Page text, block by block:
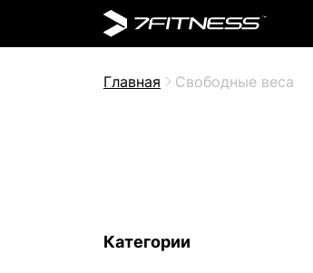
Главная Свободные веса
Категории